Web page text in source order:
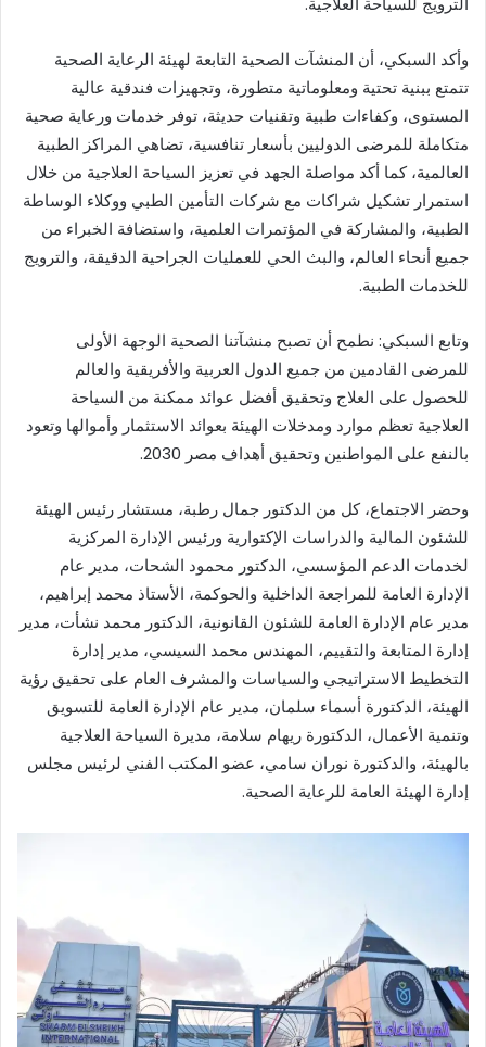
وأكد السبكي، أن المنشآت الصحية التابعة لهيئة الرعاية الصحية
تتمتع ببنية تحتية ومعلوماتية متطورة، وتجهيزات فندقية عالية
المستوى، وكفاءات طبية وتقنيات حديثة، توفر خدمات ورعاية صحية
متكاملة للمرضى الدوليين بأسعار تنافسية، تضاهي المراكز الطبية
العالمية، كما أكد مواصلة الجهد في تعزيز السياحة العلاجية من خلال
استمرار تشكيل شراكات مع شركات التأمين الطبي ووكلاء الوساطة
الطبية، والمشاركة في المؤتمرات العلمية، واستضافة الخبراء من
جميع أنحاء العالم، والبث الحي للعمليات الجراحية الدقيقة، والترويج
للخدمات الطبية.
وتابع السبكي: نطمح أن تصبح منشآتنا الصحية الوجهة الأولى
للمرضى القادمين من جميع الدول العربية والأفريقية والعالم
للحصول على العلاج وتحقيق أفضل عوائد ممكنة من السياحة
العلاجية تعظم موارد ومدخلات الهيئة بعوائد الاستثمار وأموالها وتعود
بالنفع على المواطنين وتحقيق أهداف مصر 2030.
وحضر الاجتماع، كل من الدكتور جمال رطبة، مستشار رئيس الهيئة
للشئون المالية والدراسات الإكتوارية ورئيس الإدارة المركزية
لخدمات الدعم المؤسسي، الدكتور محمود الشحات، مدير عام
الإدارة العامة للمراجعة الداخلية والحوكمة، الأستاذ محمد إبراهيم،
مدير عام الإدارة العامة للشئون القانونية، الدكتور محمد نشأت، مدير
إدارة المتابعة والتقييم، المهندس محمد السيسي، مدير إدارة
التخطيط الاستراتيجي والسياسات والمشرف العام على تحقيق رؤية
الهيئة، الدكتورة أسماء سلمان، مدير عام الإدارة العامة للتسويق
وتنمية الأعمال، الدكتورة ريهام سلامة، مديرة السياحة العلاجية
بالهيئة، والدكتورة نوران سامي، عضو المكتب الفني لرئيس مجلس
إدارة الهيئة العامة للرعاية الصحية.